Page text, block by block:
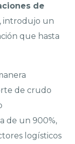
de
, introdujo un
que hasta
de crudo
de un 900%,
logísticos